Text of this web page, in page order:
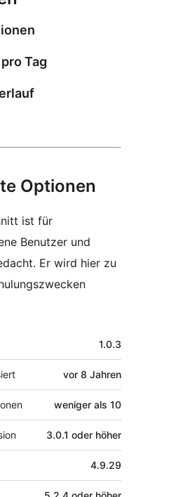
Tag
Optionen
ist für
Benutzer und
Er wird hier zu
1.0.3
vor 8 Jahren
weniger als 10
3.0.1 oder höher
4.9.29